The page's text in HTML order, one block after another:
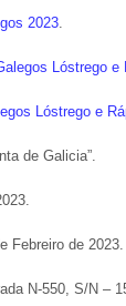
2023.
Lóstrego e
Lóstrego e
de Galicia”.
Febreiro de 2023.
N-550, S/N –